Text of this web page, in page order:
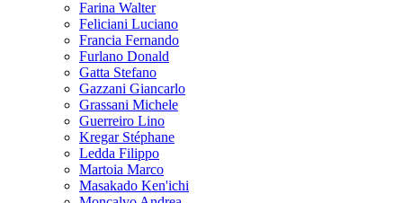
Farina Walter
Feliciani Luciano
Francia Fernando
Furlano Donald
Gatta Stefano
Gazzani Giancarlo
Grassani Michele
Guerreiro Lino
Kregar Stéphane
Ledda Filippo
Martoia Marco
Masakado Ken'ichi